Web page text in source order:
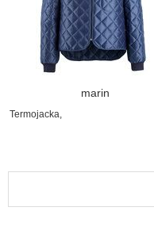
marin
Termojacka,